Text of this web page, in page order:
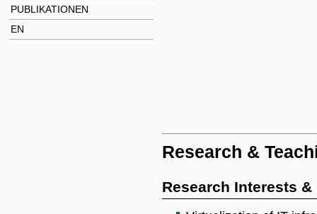
PUBLIKATIONEN
EN
Research &
Research Interests &